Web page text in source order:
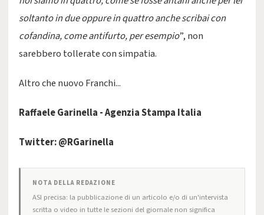
soltanto in due oppure in quattro anche scribai con
cofandina, come antifurto, per esempio”, non
sarebbero tollerate con simpatia.
Altro che nuovo Franchi...
Raffaele Garinella - Agenzia Stampa Italia
Twitter: @RGarinella
NOTA DELLA REDAZIONE
ASI precisa: la pubblicazione di un articolo e/o di un'intervista
scritta o video in tutte le sezioni del giornale non significa